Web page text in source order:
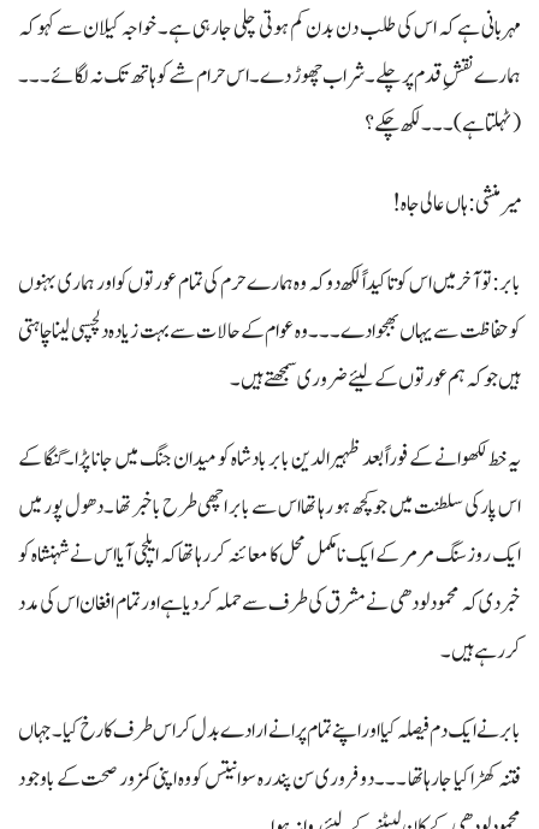
مہربانی ہے کہ اس کی طلب دن بدن کم ہوتی چلی جارہی ہے۔ خواجہ کیلان سے کہو کہ
ہمارے نقشِ قدم پر چلے۔ شراب چھوڑ دے۔اس حرام شے کو ہاتھ تک نہ لگائے ۔۔۔
(ٹہلتا ہے) ۔۔۔ لکھ چکے ؟
میرمنشی: ہاں عالی جاہ!
بابر: تو آخر میں اس کو تاکیداً لکھ دو کہ وہ ہمارے حرم کی تمام عورتوں کو اور ہماری بہنوں
کو حفاظت سے یہاں بھجوادے۔۔۔ وہ عوام کے حالات سے بہت زیادہ دلچسپی لینا چاہتی
ہیں جوکہ ہم عورتوں کے لیئے ضروری سمجھتے ہیں ۔
یہ خط لکھوانے کے فوراً بعد ظہیرالدین بابر بادشاہ کو میدان جنگ میں جانا پڑا۔ گنگا کے
اس پار کی سلطنت میں جو کچھ ہو رہا تھا اس سے بابر اچھی طرح باخبر تھا ۔ دھول پور میں
ایک روز سنگ مر مر کے ایک نامکمل محل کا معائنہ کر رہا تھا کہ ایلچی آیا اس نے شہنشاہ کو
خبردی کہ محمود لودھی نے مشرق کی طرف سے حملہ کردیاہے اورتمام افغان اس کی مدد
کر رہے ہیں ۔
بابر نے ایک دم فیصلہ کیا اور اپنے تمام پرانے ارادے بدل کر اس طرف کا رخ کیا۔ جہاں
فتنہ کھڑا کیا جارہا تھا ۔۔۔ دو فروری سن پندرہ سو انتیس کو وہ اپنی کمزور صحت کے باوجود